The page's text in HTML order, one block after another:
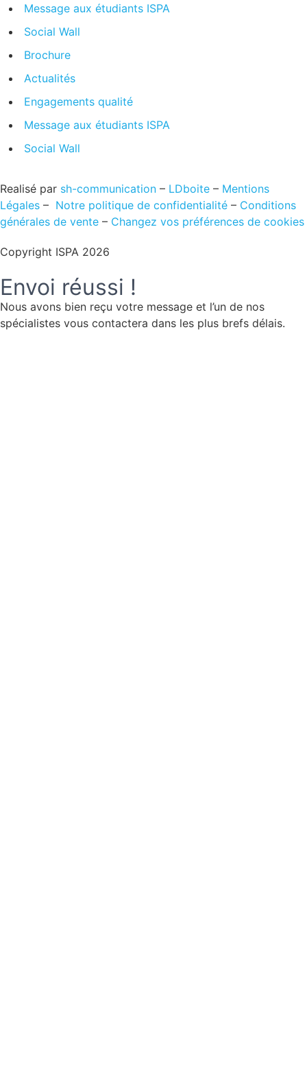
Message aux étudiants ISPA
Social Wall
Brochure
Actualités
Engagements qualité
Message aux étudiants ISPA
Social Wall
Realisé par sh-communication – LDboite – Mentions
Légales – Notre politique de confidentialité – Conditions
générales de vente – Changez vos préférences de cookies
Copyright ISPA 2026
Envoi réussi !
Nous avons bien reçu votre message et l’un de nos
spécialistes vous contactera dans les plus brefs délais.